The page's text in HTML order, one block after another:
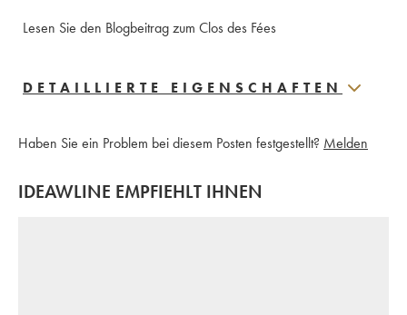
Lesen Sie den Blogbeitrag zum Clos des Fées
DETAILLIERTE EIGENSCHAFTEN
Haben Sie ein Problem bei diesem Posten festgestellt? Melden
IDEAWLINE EMPFIEHLT IHNEN